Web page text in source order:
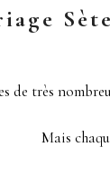
de très
Mais